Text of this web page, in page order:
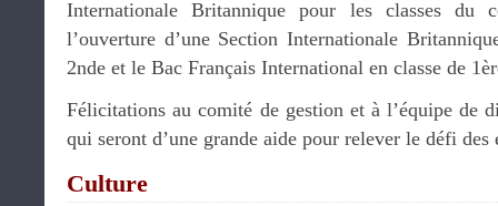
Internationale Britannique pour les classes du
l’ouverture d’une Section Internationale
2nde et le Bac Français International en classe de
Félicitations au comité de gestion et à l’équipe de
qui seront d’une grande aide pour relever le défi
Culture